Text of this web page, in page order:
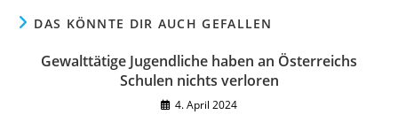
DAS KÖNNTE DIR AUCH GEFALLEN
Gewalttätige Jugendliche haben an Österreichs
Schulen nichts verloren
4. April 2024